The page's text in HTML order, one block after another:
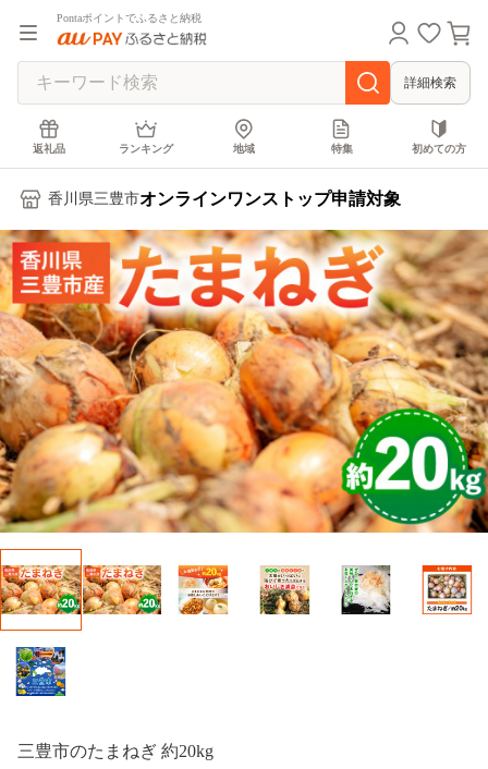
Pontaポイントでふるさと納税
詳細検索
返礼品 ランキング 地域 特集 初めての方
香川県三豊市オンラインワンストップ申請対象
三豊市のたまねぎ 約20kg